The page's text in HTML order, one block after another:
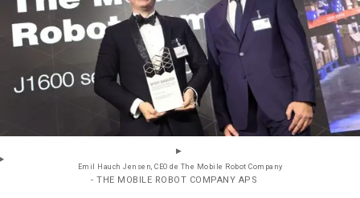
Emil Hauch Jensen, CEO de The Mobile Robot Company
- THE MOBILE ROBOT COMPANY APS